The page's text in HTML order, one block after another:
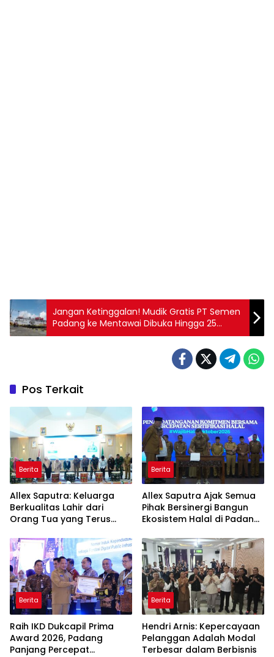
Jangan Ketinggalan! Mudik Gratis PT Semen
Padang ke Mentawai Dibuka Hingga 25
Maret
Pos Terkait
Berita
Allex Saputra: Keluarga
Berkualitas Lahir dari
Orang Tua yang Terus
Berita
Allex Saputra Ajak Semua
Pihak Bersinergi Bangun
Ekosistem Halal di Padang
Berita
Raih IKD Dukcapil Prima
Award 2026, Padang
Panjang Percepat
Berita
Hendri Arnis: Kepercayaan
Pelanggan Adalah Modal
Terbesar dalam Berbisnis